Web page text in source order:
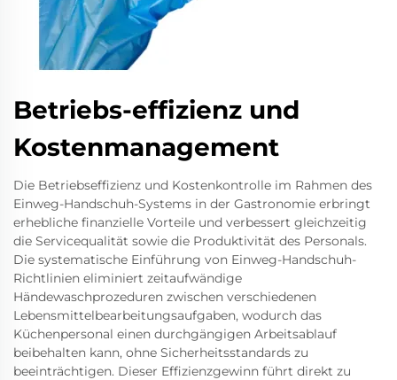
Betriebs-effizienz und
Kostenmanagement
Die Betriebseffizienz und Kostenkontrolle im Rahmen des
Einweg-Handschuh-Systems in der Gastronomie erbringt
erhebliche finanzielle Vorteile und verbessert gleichzeitig
die Servicequalität sowie die Produktivität des Personals.
Die systematische Einführung von Einweg-Handschuh-
Richtlinien eliminiert zeitaufwändige
Händewaschprozeduren zwischen verschiedenen
Lebensmittelbearbeitungsaufgaben, wodurch das
Küchenpersonal einen durchgängigen Arbeitsablauf
beibehalten kann, ohne Sicherheitsstandards zu
beeinträchtigen. Dieser Effizienzgewinn führt direkt zu